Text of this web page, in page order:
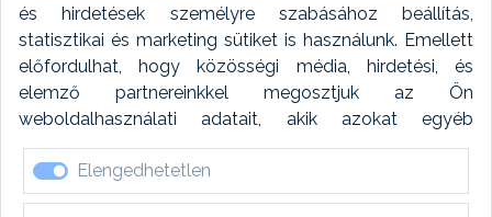
és hirdetések személyre szabásához beállítás,
statisztikai és marketing sütiket is használunk. Emellett
előfordulhat, hogy közösségi média, hirdetési, és
elemző partnereinkkel megosztjuk az Ön
weboldalhasználati adatait, akik azokat egyéb
forrásokból gyűjtött adatokkal kombinálhatják. A sütik
elfogadásával kapcsolatosan naplózást végzünk és
ezen adatokat 6 hónap után automatikusan töröljük. A
Elengedhetetlen
Autómosó modul
Feladatütemezés